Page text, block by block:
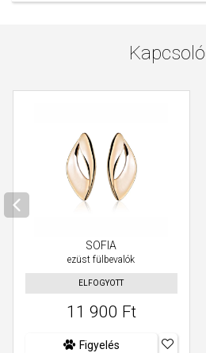
SOFIA
ezüst fülbevalók
ELFOGYOTT
11 900 Ft
Figyelés